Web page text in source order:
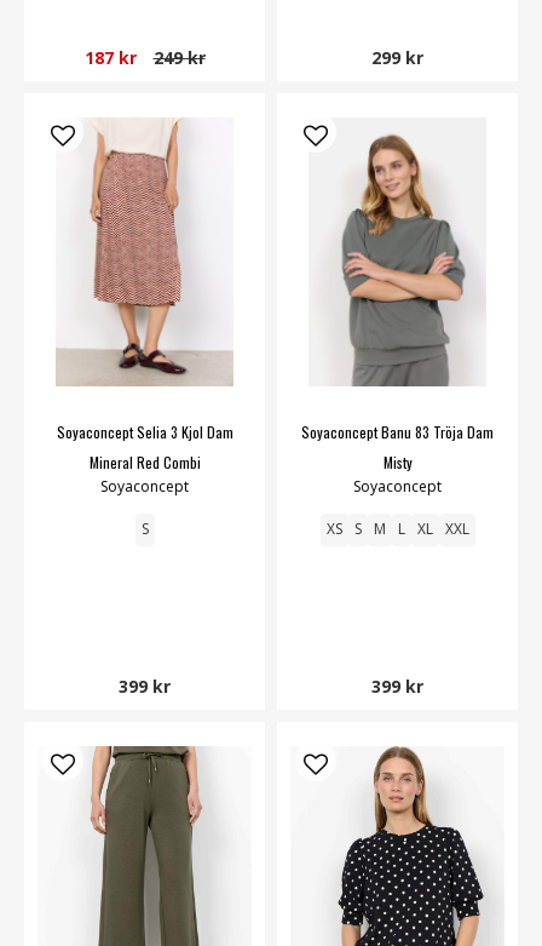
187 kr 249 kr 299 kr
Soyaconcept Selia 3 Kjol Dam
Mineral Red Combi
Soyaconcept
S
399 kr
Soyaconcept Banu 83 Tröja Dam
Misty
Soyaconcept
XS S M L XL XXL
399 kr